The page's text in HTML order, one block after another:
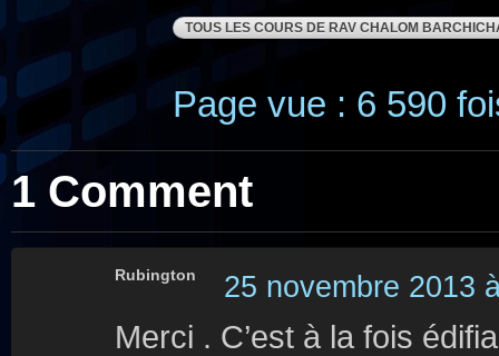
TOUS LES COURS DE RAV CHALOM
Page vue : 6 590
1 Comment
Rubington 25 novembre 2013
Merci . C’est à la fois